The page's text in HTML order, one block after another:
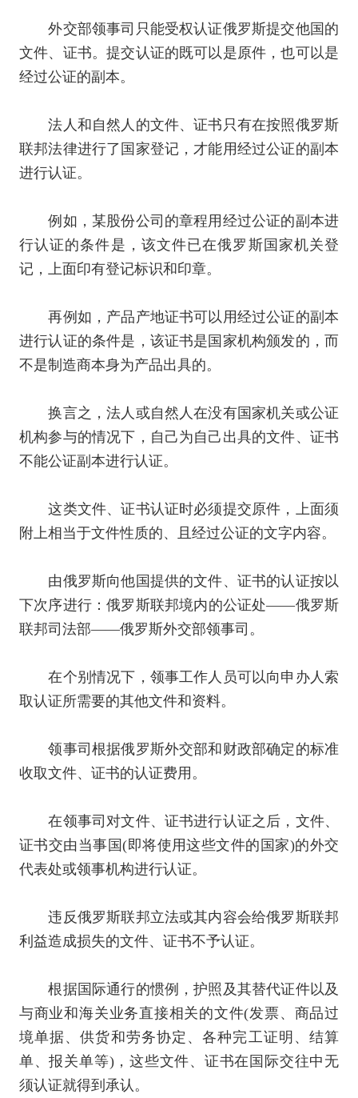
外交部领事司只能受权认证俄罗斯提交他国的
文件、证书。提交认证的既可以是原件，也可以是
经过公证的副本。
法人和自然人的文件、证书只有在按照俄罗斯
联邦法律进行了国家登记，才能用经过公证的副本
进行认证。
例如，某股份公司的章程用经过公证的副本进
行认证的条件是，该文件已在俄罗斯国家机关登
记，上面印有登记标识和印章。
再例如，产品产地证书可以用经过公证的副本
进行认证的条件是，该证书是国家机构颁发的，而
不是制造商本身为产品出具的。
换言之，法人或自然人在没有国家机关或公证
机构参与的情况下，自己为自己出具的文件、证书
不能公证副本进行认证。
这类文件、证书认证时必须提交原件，上面须
附上相当于文件性质的、且经过公证的文字内容。
由俄罗斯向他国提供的文件、证书的认证按以
下次序进行：俄罗斯联邦境内的公证处――俄罗斯
联邦司法部――俄罗斯外交部领事司。
在个别情况下，领事工作人员可以向申办人索
取认证所需要的其他文件和资料。
领事司根据俄罗斯外交部和财政部确定的标准
收取文件、证书的认证费用。
在领事司对文件、证书进行认证之后，文件、
证书交由当事国(即将使用这些文件的国家)的外交
代表处或领事机构进行认证。
违反俄罗斯联邦立法或其内容会给俄罗斯联邦
利益造成损失的文件、证书不予认证。
根据国际通行的惯例，护照及其替代证件以及
与商业和海关业务直接相关的文件(发票、商品过
境单据、供货和劳务协定、各种完工证明、结算
单、报关单等)，这些文件、证书在国际交往中无
须认证就得到承认。